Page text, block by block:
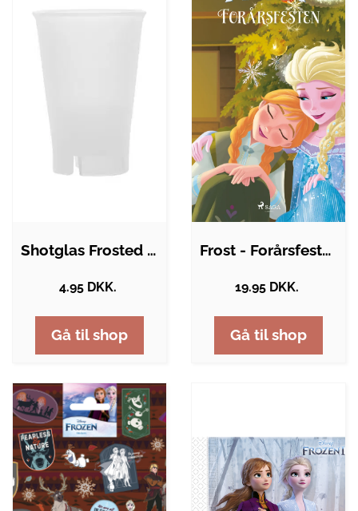
Shotglas Frosted Hvid 2 Cl.
4.95 DKK.
Gå til shop
Frost - Forårsfesten
19.95 DKK.
Gå til shop